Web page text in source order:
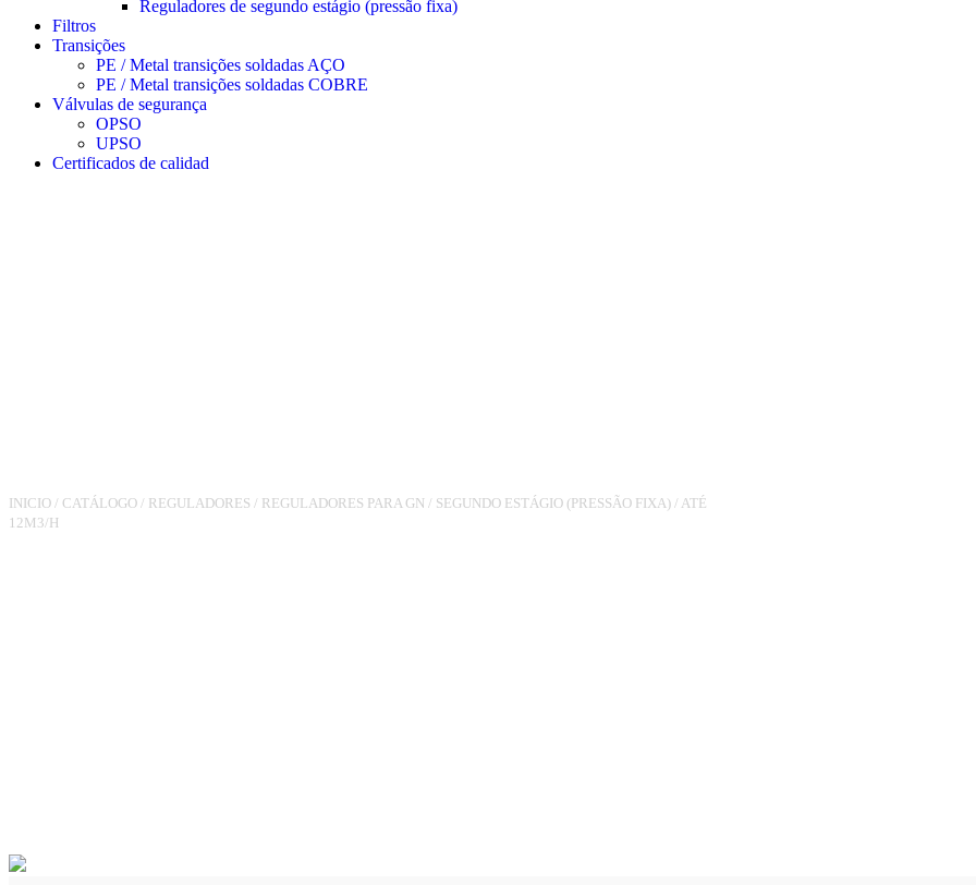
Reguladores de segundo estágio (pressão fixa)
Filtros
Transições
PE / Metal transições soldadas AÇO
PE / Metal transições soldadas COBRE
Válvulas de segurança
OPSO
UPSO
Certificados de calidad
INICIO / CATÁLOGO / REGULADORES / REGULADORES PARA GN / SEGUNDO ESTÁGIO (PRESSÃO FIXA) / ATÉ
12M3/H